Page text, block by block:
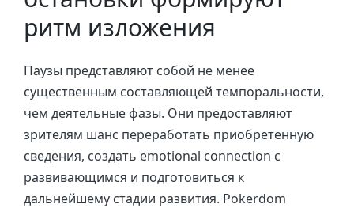
ритм изложения
Паузы представляют собой не менее
существенным составляющей темпоральности,
чем деятельные фазы. Они предоставляют
зрителям шанс переработать приобретенную
сведения, создать emotional connection с
развивающимся и подготовиться к
дальнейшему стадии развития. Pokerdom